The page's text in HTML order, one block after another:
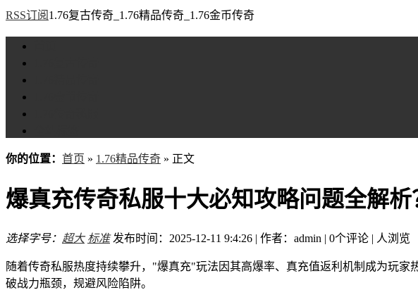
RSS订阅 1.76复古传奇_1.76精品传奇_1.76金币传奇
你的位置： 首页 » 1.76精品传奇 » 正文
爆真充传奇私服十大必知攻略问题全解析
选择字号： 超大 标准 发布时间：2025-12-11 9:4:26 | 作者：admin | 0个评论 | 人浏览
随着传奇私服热度持续攀升，"爆真充"玩法因其高爆率、真充值返利机制成为玩
破战力瓶颈，规避风险陷阱。